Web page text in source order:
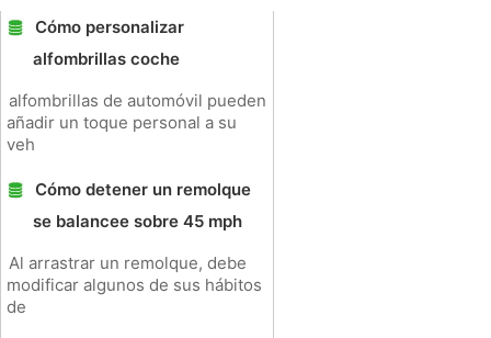
Cómo personalizar
alfombrillas coche
alfombrillas de automóvil pueden
añadir un toque personal a su
veh
Cómo detener un remolque
se balancee sobre 45 mph
Al arrastrar un remolque, debe
modificar algunos de sus hábitos
de